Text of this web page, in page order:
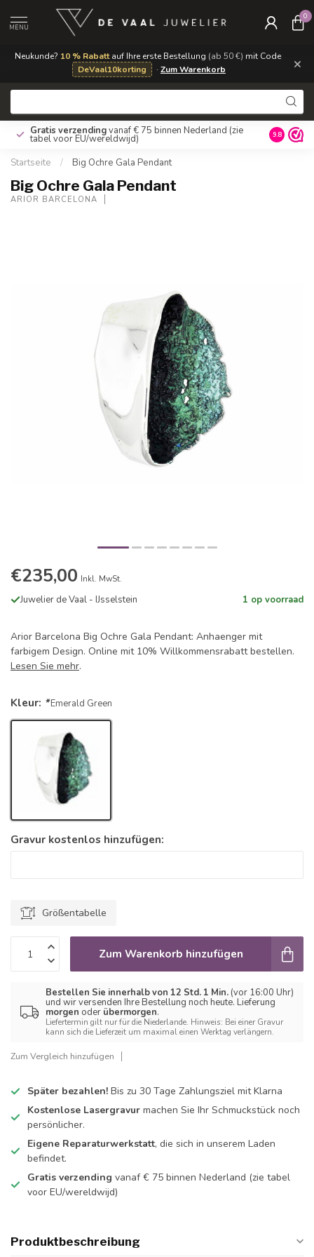
Neukunde? 10 % Rabattauf Ihre erste Bestellung (ab 50 €) mit Code
DeVaal10korting
· Zum Warenkorb ×
MENU
0
Gratis verzendingvanaf € 75 binnen Nederland (zie
tabel voor EU/wereldwijd) 9.8
Startseite / Big Ochre Gala Pendant
Big Ochre Gala Pendant
ARIOR BARCELONA
€235,00 Inkl. MwSt.
Juwelier de Vaal - IJsselstein 1 op voorraad
Arior Barcelona Big Ochre Gala Pendant: Anhaenger mit
farbigem Design. Online mit 10% Willkommensrabatt bestellen.
Lesen Sie mehr.
Kleur: *Emerald Green
Gravur kostenlos hinzufügen:
Größentabelle
Zum Warenkorb hinzufügen
Bestellen Sie innerhalb von 12 Std. 1 Min. (vor 16:00 Uhr)
und wir versenden Ihre Bestellung noch heute. Lieferung
morgen oder übermorgen.
Liefertermin gilt nur für die Niederlande. Hinweis: Bei einer Gravur
kann sich die Lieferzeit um maximal einen Werktag verlängern.
Zum Vergleich hinzufügen
Später bezahlen! Bis zu 30 Tage Zahlungsziel mit Klarna
Kostenlose Lasergravur machen Sie Ihr Schmuckstück noch
persönlicher.
Eigene Reparaturwerkstatt, die sich in unserem Laden
befindet.
Gratis verzending vanaf € 75 binnen Nederland (zie tabel
voor EU/wereldwijd)
Produktbeschreibung